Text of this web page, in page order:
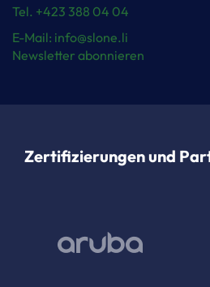
Tel. +423 388 04 04
E-Mail: info@slone.li
Newsletter abonnieren
Zertifizierungen und